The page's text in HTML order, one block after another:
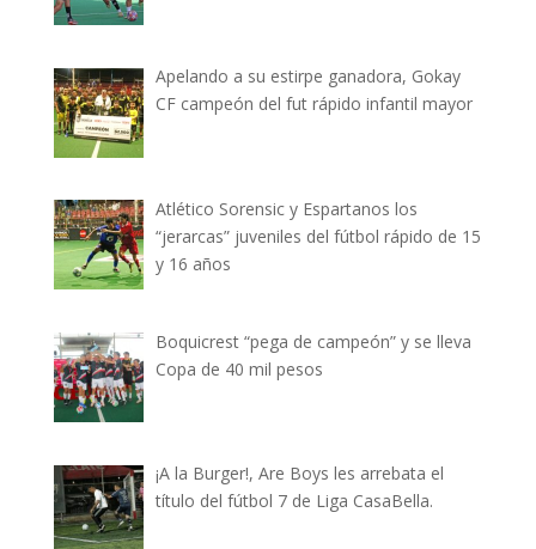
Apelando a su estirpe ganadora, Gokay
CF campeón del fut rápido infantil mayor
Atlético Sorensic y Espartanos los
“jerarcas” juveniles del fútbol rápido de 15
y 16 años
Boquicrest “pega de campeón” y se lleva
Copa de 40 mil pesos
¡A la Burger!, Are Boys les arrebata el
título del fútbol 7 de Liga CasaBella.